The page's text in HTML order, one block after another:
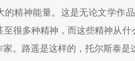
的精神能量。这是无论文学作
至很多种精神，而这些精神从
家。路遥是这样的，托尔斯泰